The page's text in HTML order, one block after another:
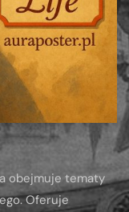
obejmuje tematy
Oferuje